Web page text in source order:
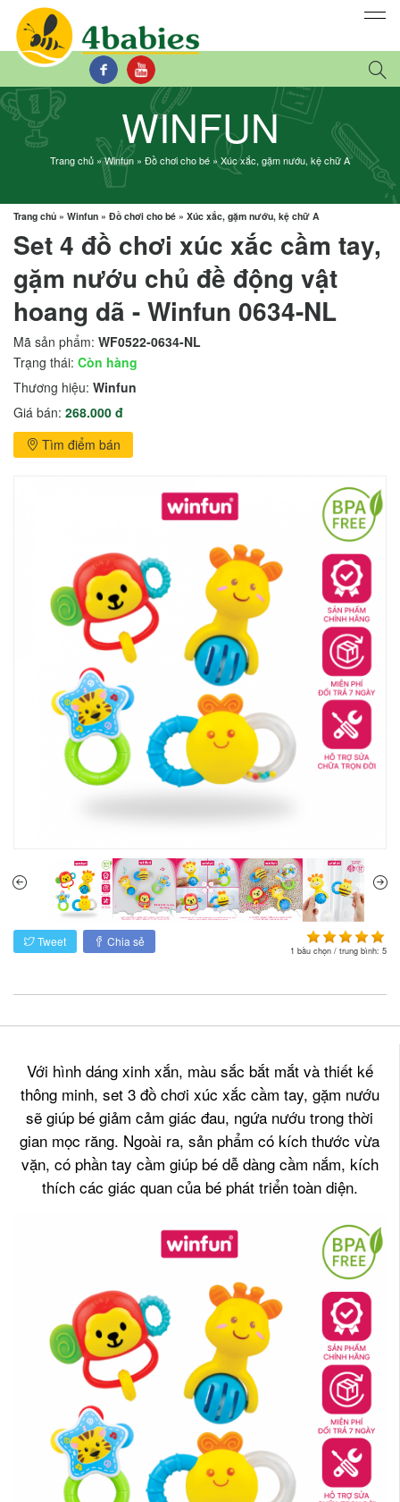
WINFUN
Trang chủ »Winfun » Đồ chơi cho bé »Xúc xắc, gặm nướu, kệ chữ A
Trang chủ » Winfun » Đồ chơi cho bé » Xúc xắc, gặm nướu, kệ chữ A
Set 4 đồ chơi xúc xắc cầm tay,
gặm nướu chủ đề động vật
hoang dã - Winfun 0634-NL
Mã sản phẩm: WF0522-0634-NL
Trạng thái: Còn hàng
Thương hiệu: Winfun
Giá bán: 268.000 đ
Tìm điểm bán
1 bầu chọn / trung bình: 5
Tweet Chia sẻ
Với hình dáng xinh xắn, màu sắc bắt mắt và thiết kế
thông minh, set 3 đồ chơi xúc xắc cầm tay, gặm nướu
sẽ giúp bé giảm cảm giác đau, ngứa nướu trong thời
gian mọc răng. Ngoài ra, sản phẩm có kích thước vừa
vặn, có phần tay cầm giúp bé dễ dàng cầm nắm, kích
thích các giác quan của bé phát triển toàn diện.